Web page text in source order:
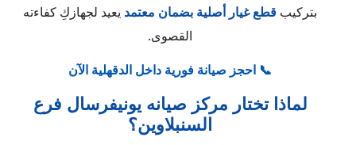
بتركيب قطع غيار أصلية بضمان معتمد يعيد لجهازكِ كفاءته
القصوى.
📞 احجز صيانة فورية داخل الدقهلية الآن
لماذا تختار مركز صيانه يونيفرسال فرع
السنبلاوين؟